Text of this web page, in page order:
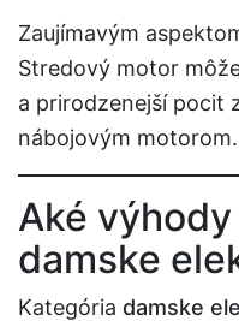
Zaujímavým
Stredový motor
a prirodzenejší pocit
nábojovým motorom.
Aké
damske
Kategória damske